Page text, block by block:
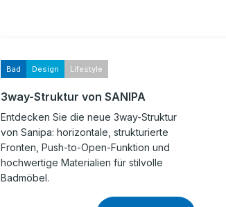
Bad Design Lifestyle
3way-Struktur von SANIPA
Entdecken Sie die neue 3way-Struktur
von Sanipa: horizontale, strukturierte
Fronten, Push-to-Open-Funktion und
hochwertige Materialien für stilvolle
Badmöbel.